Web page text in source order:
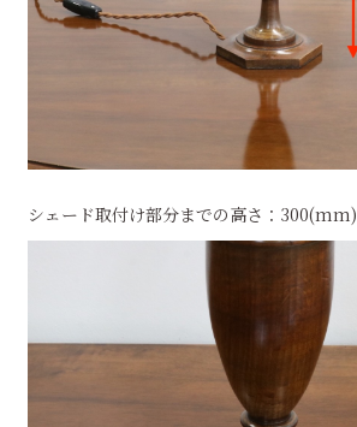
シェード取付け部分までの高さ：300(mm)